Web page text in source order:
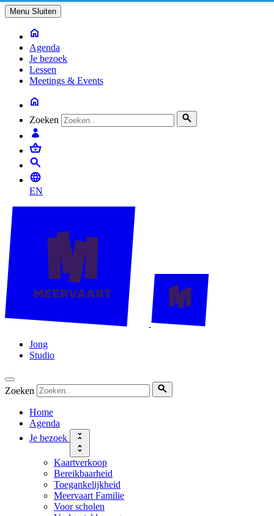
Menu Sluiten
Agenda
Je bezoek
Lessen
Meetings & Events
Zoeken
EN
Jong
Studio
Zoeken
Home
Agenda
Je bezoek
Kaartverkoop
Bereikbaarheid
Toegankelijkheid
Meervaart Familie
Voor scholen